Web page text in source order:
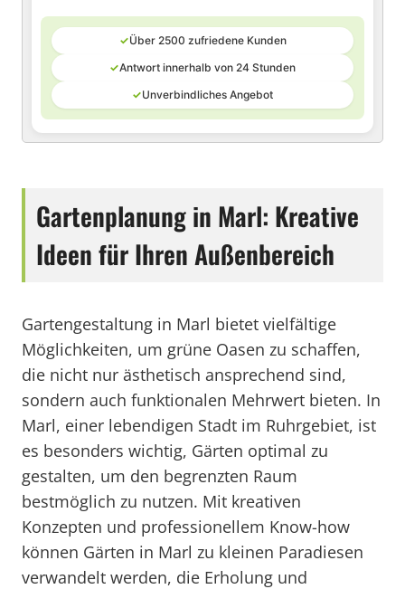
✓Über 2500 zufriedene Kunden
✓Antwort innerhalb von 24 Stunden
✓Unverbindliches Angebot
Gartenplanung in Marl: Kreative
Ideen für Ihren Außenbereich
Gartengestaltung in Marl bietet vielfältige
Möglichkeiten, um grüne Oasen zu schaffen,
die nicht nur ästhetisch ansprechend sind,
sondern auch funktionalen Mehrwert bieten. In
Marl, einer lebendigen Stadt im Ruhrgebiet, ist
es besonders wichtig, Gärten optimal zu
gestalten, um den begrenzten Raum
bestmöglich zu nutzen. Mit kreativen
Konzepten und professionellem Know-how
können Gärten in Marl zu kleinen Paradiesen
verwandelt werden, die Erholung und